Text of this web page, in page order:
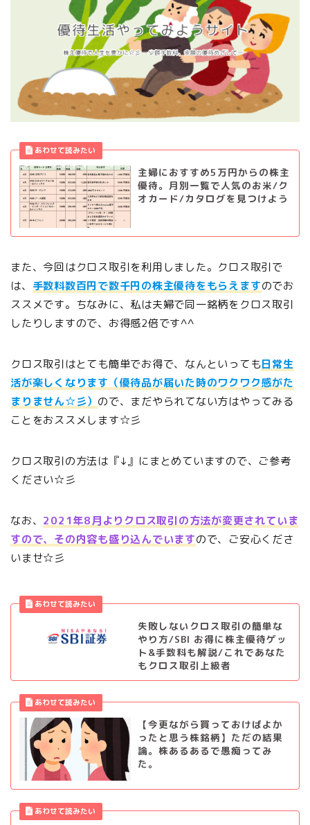
主婦におすすめ5万円からの株主
優待。月別一覧で人気のお米/ク
オカード/カタログを見つけよう
また、今回はクロス取引を利用しました。クロス取引で
は、 手数料数百円で数千円の株主優待をもらえますのでお
ススメです。ちなみに、私は夫婦で同一銘柄をクロス取引
したりしますので、お得感2倍です^^
クロス取引はとても簡単でお得で、なんといっても日常生
活が楽しくなります（優待品が届いた時のワクワク感がた
まりません☆彡） ので、まだやられてない方はやってみる
ことをおススメします☆彡
クロス取引の方法は『↓』にまとめていますので、ご参考
ください☆彡
なお、 2021年8月よりクロス取引の方法が変更されていま
すので、その内容も盛り込んでいますので、ご安心くださ
いませ☆彡
失敗しないクロス取引の簡単な
やり方/SBI お得に株主優待ゲッ
ト&手数料も解説/これであなた
もクロス取引上級者
【今更ながら買っておけばよか
ったと思う株銘柄】ただの結果
論。株あるあるで愚痴ってみ
た。